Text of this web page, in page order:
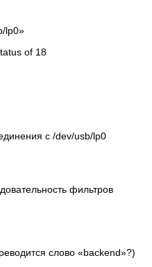
lp0»
of 18
с /dev/usb/lp0
фильтров
слово «backend»?)